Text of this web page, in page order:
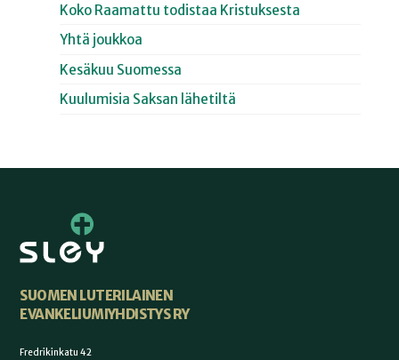
Koko Raamattu todistaa Kristuksesta
Yhtä joukkoa
Kesäkuu Suomessa
Kuulumisia Saksan lähetiltä
SUOMEN LUTERILAINEN
EVANKELIUMIYHDISTYS RY
Fredrikinkatu 42